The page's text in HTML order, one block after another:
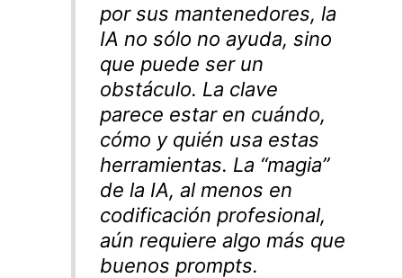
por sus mantenedores, la
IA no sólo no ayuda, sino
que puede ser un
obstáculo. La clave
parece estar en cuándo,
cómo y quién usa estas
herramientas. La “magia”
de la IA, al menos en
codificación profesional,
aún requiere algo más que
buenos prompts.